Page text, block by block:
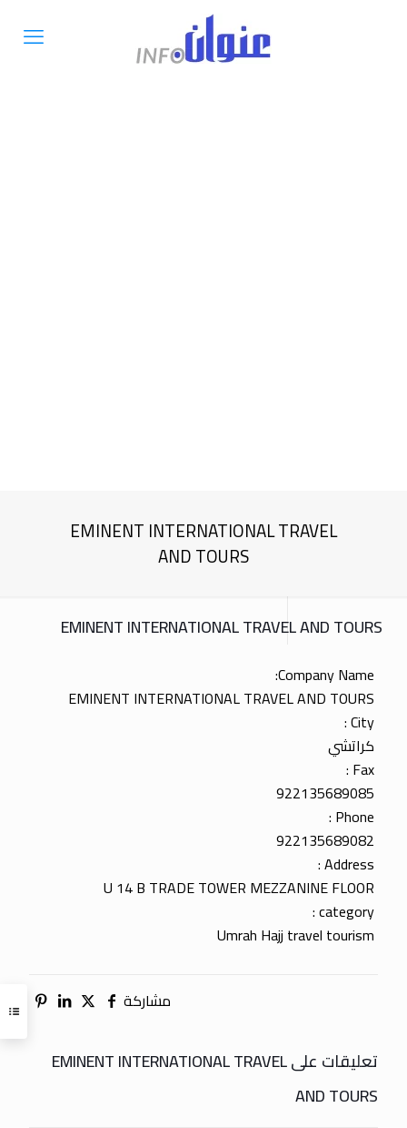
EMINENT INTERNATIONAL TRAVEL
AND TOURS
EMINENT INTERNATIONAL TRAVEL AND TOURS
Company Name:
EMINENT INTERNATIONAL TRAVEL AND TOURS
City :
كراتشي
Fax :
922135689085
Phone :
922135689082
Address :
U 14 B TRADE TOWER MEZZANINE FLOOR
category :
Umrah Hajj travel tourism
مشاركة
تعليقات على EMINENT INTERNATIONAL TRAVEL
AND TOURS